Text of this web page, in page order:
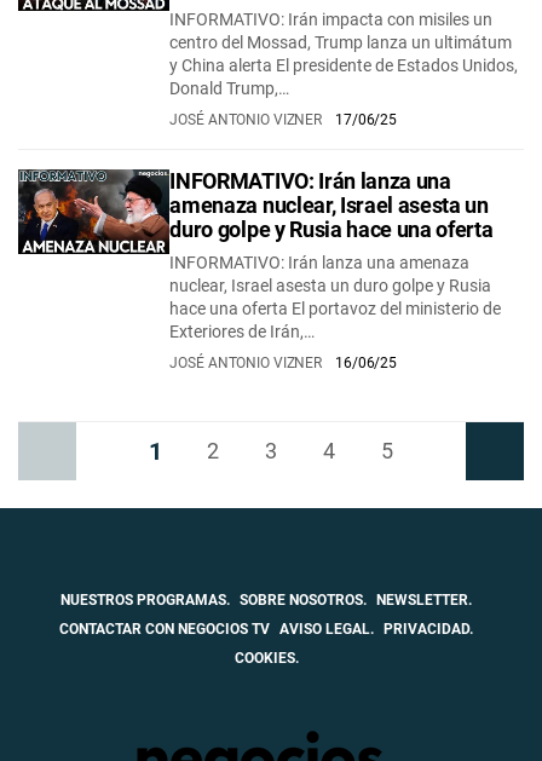
INFORMATIVO: Irán impacta con misiles un
centro del Mossad, Trump lanza un ultimátum
y China alerta El presidente de Estados Unidos,
Donald Trump,…
JOSÉ ANTONIO VIZNER 17/06/25
INFORMATIVO: Irán lanza una
amenaza nuclear, Israel asesta un
duro golpe y Rusia hace una oferta
INFORMATIVO: Irán lanza una amenaza
nuclear, Israel asesta un duro golpe y Rusia
hace una oferta El portavoz del ministerio de
Exteriores de Irán,…
JOSÉ ANTONIO VIZNER 16/06/25
1 2 3 4 5
NUESTROS PROGRAMAS. SOBRE NOSOTROS. NEWSLETTER.
CONTACTAR CON NEGOCIOS TV AVISO LEGAL. PRIVACIDAD.
COOKIES.